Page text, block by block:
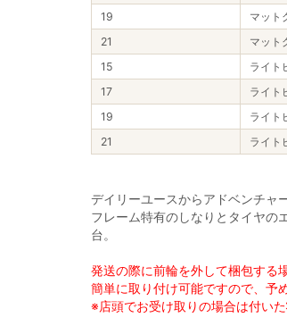
19
マット
21
マット
15
ライト
17
ライト
19
ライト
21
ライト
デイリーユースからアドベンチャ
フレーム特有のしなりとタイヤの
台。
発送の際に前輪を外して梱包する
簡単に取り付け可能ですので、予
※店頭でお受け取りの場合は付い